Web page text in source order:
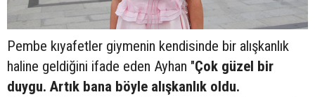
Pembe kıyafetler giymenin kendisinde bir alışkanlık
haline geldiğini ifade eden Ayhan "Çok güzel bir
duygu. Artık bana böyle alışkanlık oldu.